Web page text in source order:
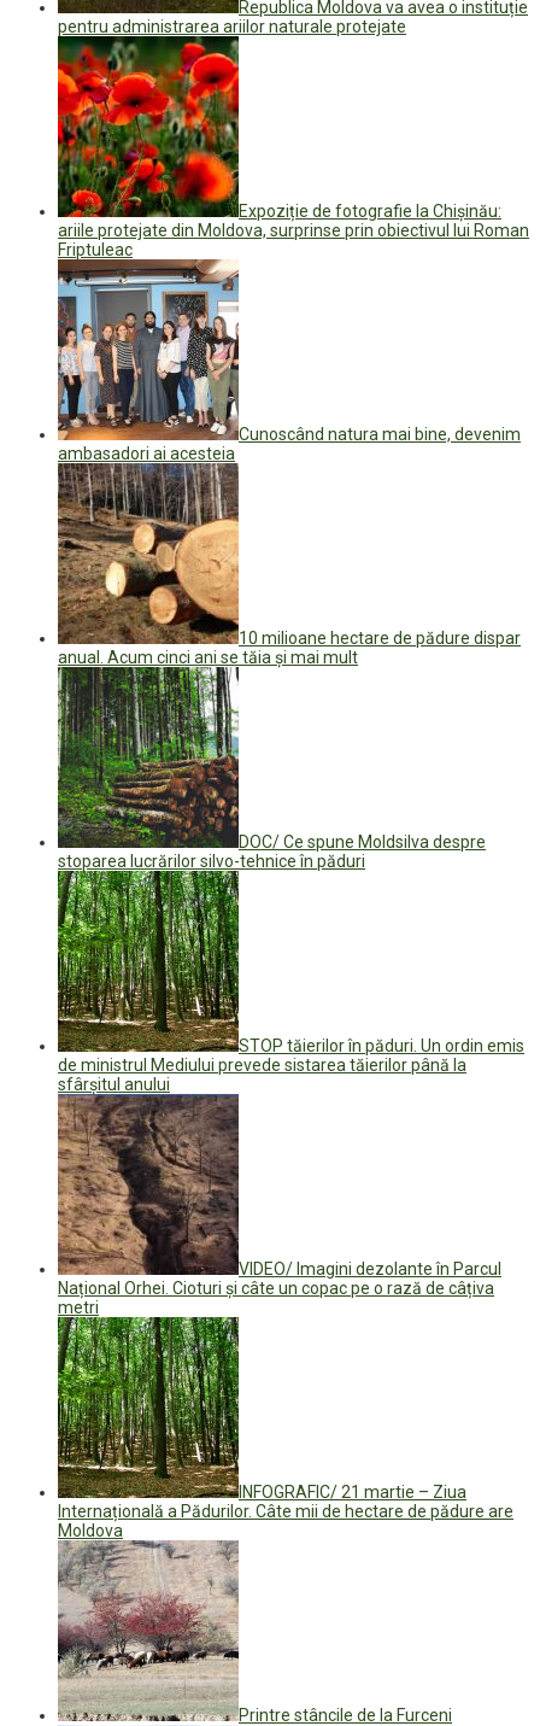
Republica Moldova va avea o instituție
pentru administrarea ariilor naturale protejate
Expoziție de fotografie la Chișinău:
ariile protejate din Moldova, surprinse prin obiectivul lui Roman
Friptuleac
Cunoscând natura mai bine, devenim
ambasadori ai acesteia
10 milioane hectare de pădure dispar
anual. Acum cinci ani se tăia și mai mult
DOC/ Ce spune Moldsilva despre
stoparea lucrărilor silvo-tehnice în păduri
STOP tăierilor în păduri. Un ordin emis
de ministrul Mediului prevede sistarea tăierilor până la
sfârșitul anului
VIDEO/ Imagini dezolante în Parcul
Național Orhei. Cioturi și câte un copac pe o rază de câțiva
metri
INFOGRAFIC/ 21 martie – Ziua
Internațională a Pădurilor. Câte mii de hectare de pădure are
Moldova
Printre stâncile de la Furceni